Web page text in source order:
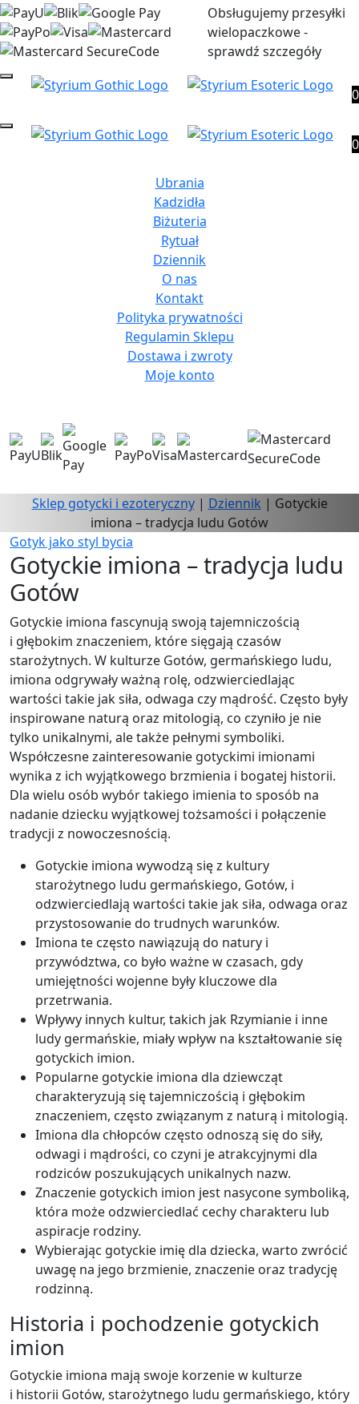
Obsługujemy przesyłki
wielopaczkowe -
sprawdź szczegóły
0
0
Ubrania
Kadzidła
Biżuteria
Rytuał
Dziennik
O nas
Kontakt
Polityka prywatności
Regulamin Sklepu
Dostawa i zwroty
Moje konto
Sklep gotycki i ezoteryczny| Dziennik | Gotyckie
imiona – tradycja ludu Gotów
Gotyk jako styl bycia
Gotyckie imiona – tradycja ludu
Gotów
Gotyckie imiona fascynują swoją tajemniczością
i głębokim znaczeniem, które sięgają czasów
starożytnych. W kulturze Gotów, germańskiego ludu,
imiona odgrywały ważną rolę, odzwierciedlając
wartości takie jak siła, odwaga czy mądrość. Często były
inspirowane naturą oraz mitologią, co czyniło je nie
tylko unikalnymi, ale także pełnymi symboliki.
Współczesne zainteresowanie gotyckimi imionami
wynika z ich wyjątkowego brzmienia i bogatej historii.
Dla wielu osób wybór takiego imienia to sposób na
nadanie dziecku wyjątkowej tożsamości i połączenie
tradycji z nowoczesnością.
Gotyckie imiona wywodzą się z kultury
starożytnego ludu germańskiego, Gotów, i
odzwierciedlają wartości takie jak siła, odwaga oraz
przystosowanie do trudnych warunków.
Imiona te często nawiązują do natury i
przywództwa, co było ważne w czasach, gdy
umiejętności wojenne były kluczowe dla
przetrwania.
Wpływy innych kultur, takich jak Rzymianie i inne
ludy germańskie, miały wpływ na kształtowanie się
gotyckich imion.
Popularne gotyckie imiona dla dziewcząt
charakteryzują się tajemniczością i głębokim
znaczeniem, często związanym z naturą i mitologią.
Imiona dla chłopców często odnoszą się do siły,
odwagi i mądrości, co czyni je atrakcyjnymi dla
rodziców poszukujących unikalnych nazw.
Znaczenie gotyckich imion jest nasycone symboliką,
która może odzwierciedlać cechy charakteru lub
aspiracje rodziny.
Wybierając gotyckie imię dla dziecka, warto zwrócić
uwagę na jego brzmienie, znaczenie oraz tradycję
rodzinną.
Historia i pochodzenie gotyckich
imion
Gotyckie imiona mają swoje korzenie w kulturze
i historii Gotów, starożytnego ludu germańskiego, który